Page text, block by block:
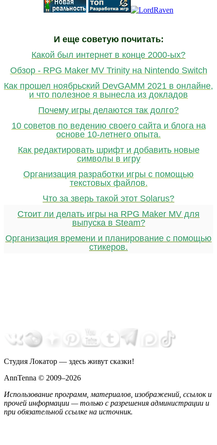
И еще советую почитать:
Какой был интернет в конце 2000-ых?
Обзор - RPG Maker MV Trinity на Nintendo Switch
Как прошел ноябрьский DevGAMM 2021 в онлайне,
и что полезное я вынесла из докладов
Почему игры делаются так долго?
10 советов по ведению своего сайта и блога на
основе 10-летнего опыта.
Как редактировать шрифт и добавить новые
символы в игру
Организация разработки игры с помощью
текстовых файлов.
Что за зверь такой этот Solarus?
Стоит ли делать игры на RPG Maker MV для
выпуска в Steam?
Организация времени и планирование с помощью
стикеров.
Студия Локатор — здесь живут сказки!
AnnTenna © 2009–2026
Использование программ, материалов, изображений, ссылок и
прочей информации — только с разрешения администрации и
при обязательной ссылке на источник.